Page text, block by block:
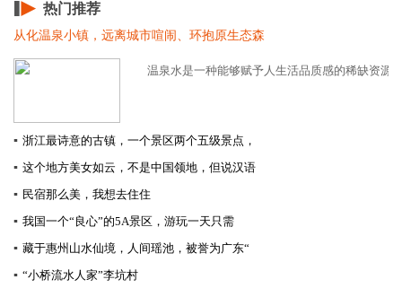
热门推荐
从化温泉小镇，远离城市喧闹、环抱原生态森
温泉水是一种能够赋予人生活品质感的稀缺资源
▪ 浙江最诗意的古镇，一个景区两个五级景点，
▪ 这个地方美女如云，不是中国领地，但说汉语
▪ 民宿那么美，我想去住住
▪ 我国一个“良心”的5A景区，游玩一天只需
▪ 藏于惠州山水仙境，人间瑶池，被誉为广东“
▪ “小桥流水人家”李坑村